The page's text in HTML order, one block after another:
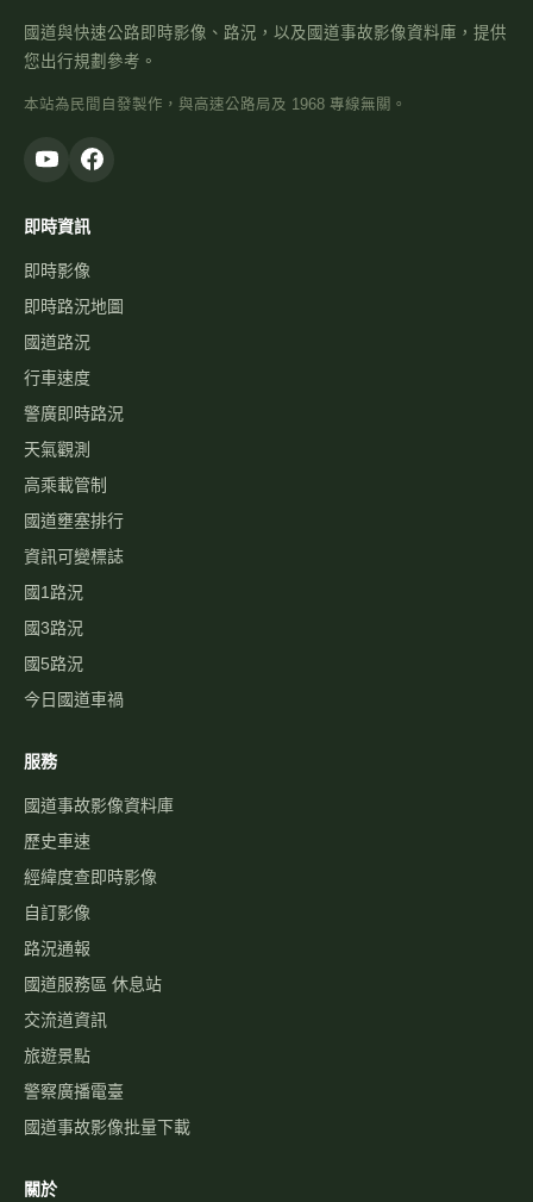
國道與快速公路即時影像、路況，以及國道事故影像資料庫，提供
您出行規劃參考。
本站為民間自發製作，與高速公路局及 1968 專線無關。
即時資訊
即時影像
即時路況地圖
國道路況
行車速度
警廣即時路況
天氣觀測
高乘載管制
國道壅塞排行
資訊可變標誌
國1路況
國3路況
國5路況
今日國道車禍
服務
國道事故影像資料庫
歷史車速
經緯度查即時影像
自訂影像
路況通報
國道服務區 休息站
交流道資訊
旅遊景點
警察廣播電臺
國道事故影像批量下載
關於